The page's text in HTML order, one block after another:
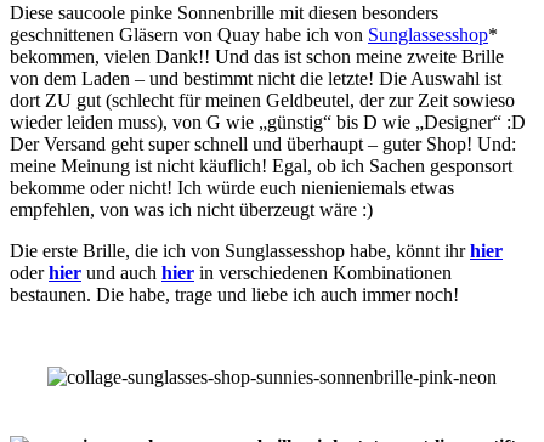
Diese saucoole pinke Sonnenbrille mit diesen besonders
geschnittenen Gläsern von Quay habe ich von Sunglassesshop*
bekommen, vielen Dank!! Und das ist schon meine zweite Brille
von dem Laden – und bestimmt nicht die letzte! Die Auswahl ist
dort ZU gut (schlecht für meinen Geldbeutel, der zur Zeit sowieso
wieder leiden muss), von G wie „günstig“ bis D wie „Designer“ :D
Der Versand geht super schnell und überhaupt – guter Shop! Und:
meine Meinung ist nicht käuflich! Egal, ob ich Sachen gesponsort
bekomme oder nicht! Ich würde euch nienieniemals etwas
empfehlen, von was ich nicht überzeugt wäre :)
Die erste Brille, die ich von Sunglassesshop habe, könnt ihrhier
oderhier und auch hier in verschiedenen Kombinationen
bestaunen. Die habe, trage und liebe ich auch immer noch!